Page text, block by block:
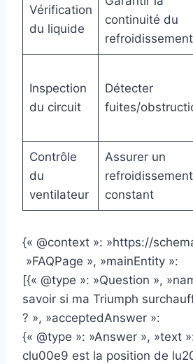
Vérification
du liquide
continuité du
refroidissement
Inspection
du circuit
Détecter
fuites/
Contrôle
du
ventilateur
Assurer un
refroidissement
constant
{« @context »: »https://
»FAQPage », »mainEntity »:
[{« @type »: »Question »,
savoir si ma Triumph
? », »acceptedAnswer »:
{« @type »: »Answer », »text
clu00e9 est la position de